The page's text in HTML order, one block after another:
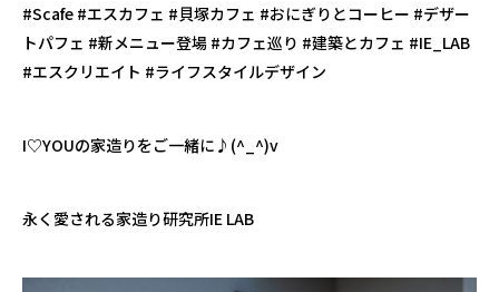
#Scafe #エスカフェ #貝塚カフェ #おにぎりとコーヒー #デザー
トパフェ #新メニュー登場 #カフェ巡り #建築とカフェ #IE_LAB
#エスクリエイト #ライフスタイルデザイン
I♡YOUの家造りをご一緒に♪(^_^)v
永く愛される家造り研究所IE LAB